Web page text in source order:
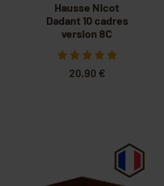
Hausse Nicot
Dadant 10 cadres
version 8C
20,90 €